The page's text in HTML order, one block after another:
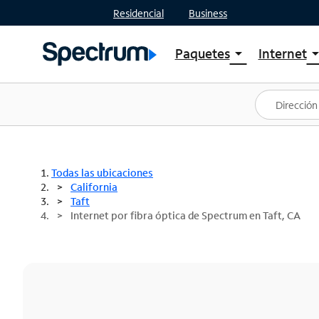
Residencial Business
Paquetesarrow_drop_down
Ver paquetes
Spectrum One
Mejores ofertas
Internetarrow_drop_down
Planes
Todas las ubicaciones
California
Taft
Internet por fibra óptica de Spectrum en Taft, CA